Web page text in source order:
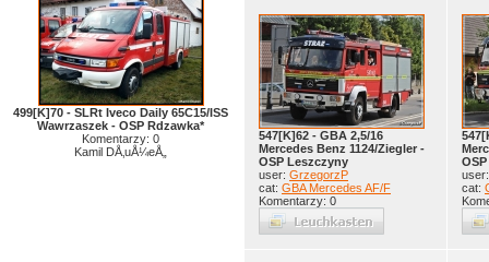
499[K]70 - SLRt Iveco Daily 65C15/ISS
Wawrzaszek - OSP Rdzawka*
Komentarzy: 0
Kamil DÅ‚uÅ¼eÅ„
547[K]62 - GBA 2,5/16
Mercedes Benz 1124/Ziegler -
OSP Leszczyny
user: GrzegorzP
cat: GBA Mercedes AF/F
Komentarzy: 0
cat: